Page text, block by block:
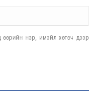
өөрийн нэр, имэйл хөтөч дээр